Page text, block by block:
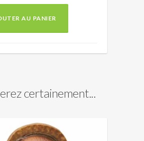
AU PANIER
certainement...